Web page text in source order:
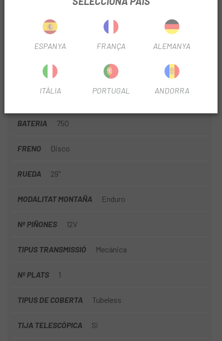
MANDOS Shimano Deore M6200 I-Spec EV
DIRECCCIÓN Alloy 1-1/2, Black Oxidated Bearing
MATERIAL
BATERIA 750
FRENO Disco
RUEDA 29"
MODALITAT MONTAÑA Enduro
Nº PIÑONES 12V
TIPUS TRANSMISSIÓ Mecànica
Nº PLATS 1
TIPUS DE COBERTA Tubeless
TIJA TELESCÒPICA Si
ESPANYA FRANÇA ALEMANYA
ITÀLIA PORTUGAL ANDORRA